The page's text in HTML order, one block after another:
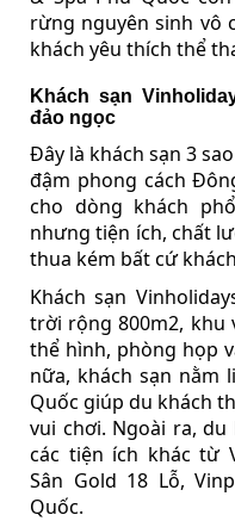
rừng nguyên sinh vô
khách yêu thích thể
Khách sạn
đảo ngọc
Đây là khách sạn 3
đậm phong cách
cho dòng khách
nhưng tiện ích, chất
thua kém bất cứ
Khách sạn
trời rộng 800m2, khu
thể hình, phòng họp
nữa, khách sạn nằm
Quốc giúp du khách
vui chơi. Ngoài ra,
các tiện ích khác từ
Sân Gold 18 Lỗ,
Quốc.